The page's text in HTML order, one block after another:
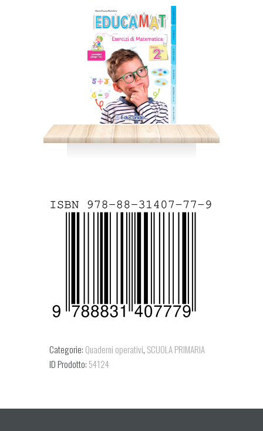
Categorie: Quaderni operativi, SCUOLA PRIMARIA
ID Prodotto: 54124